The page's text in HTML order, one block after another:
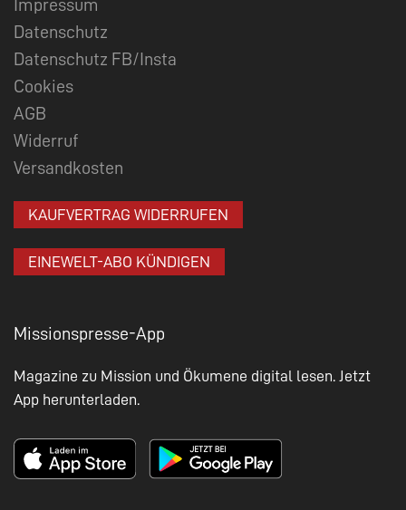
Impressum
Datenschutz
Datenschutz FB/Insta
Cookies
AGB
Widerruf
Versandkosten
KAUFVERTRAG WIDERRUFEN
EINEWELT-ABO KÜNDIGEN
Missionspresse-App
Magazine zu Mission und Ökumene digital lesen. Jetzt
App herunterladen.